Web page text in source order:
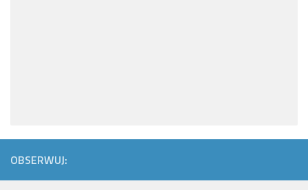
OBSERWUJ: